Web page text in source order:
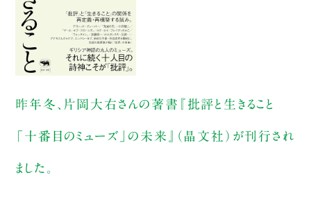
昨年冬、片岡大右さんの著書『批評と生きること
「十番目のミューズ」の未来』（晶文社）が刊行され
ました。